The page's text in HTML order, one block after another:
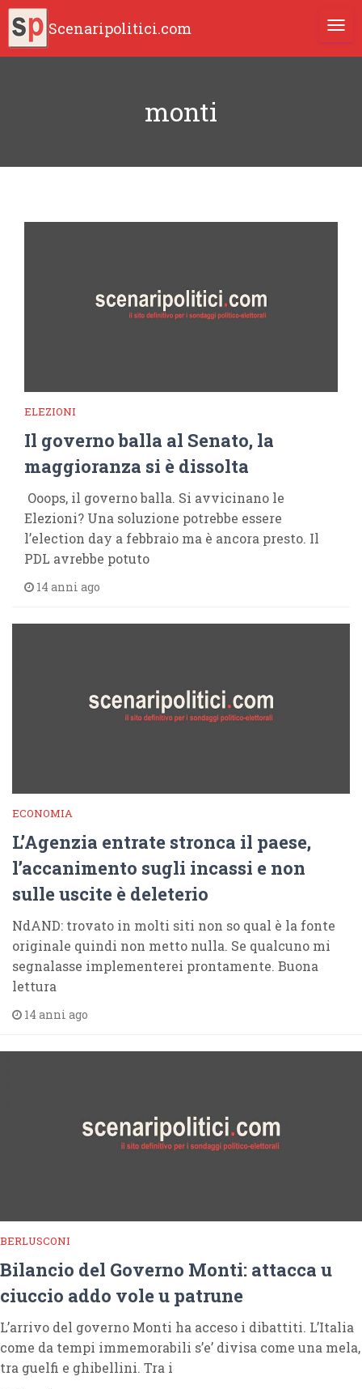
Scenaripolitici.com
monti
ELEZIONI
Il governo balla al Senato, la
maggioranza si è dissolta
Ooops, il governo balla. Si avvicinano le
Elezioni? Una soluzione potrebbe essere
l’election day a febbraio ma è ancora presto. Il
PDL avrebbe potuto
14 anni ago
ECONOMIA
L’Agenzia entrate stronca il paese,
l’accanimento sugli incassi e non
sulle uscite è deleterio
NdAND: trovato in molti siti non so qual è la fonte
originale quindi non metto nulla. Se qualcuno mi
segnalasse implementerei prontamente. Buona
lettura
14 anni ago
BERLUSCONI
Bilancio del Governo Monti: attacca u
ciuccio addo vole u patrune
L’arrivo del governo Monti ha acceso i dibattiti. L’Italia
come da tempi immemorabili s’e’ divisa come una mela,
tra guelfi e ghibellini. Tra i